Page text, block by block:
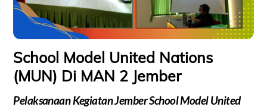
School Model United Nations
(MUN) Di MAN 2 Jember
Pelaksanaan Kegiatan Jember School Model United